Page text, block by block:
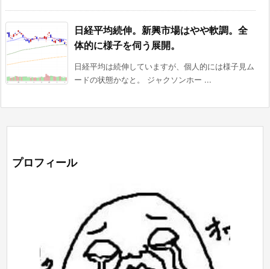
日経平均続伸。新興市場はやや軟調。全
体的に様子を伺う展開。
日経平均は続伸していますが、個人的には様子見ム
ードの状態かなと。 ジャクソンホー ...
プロフィール